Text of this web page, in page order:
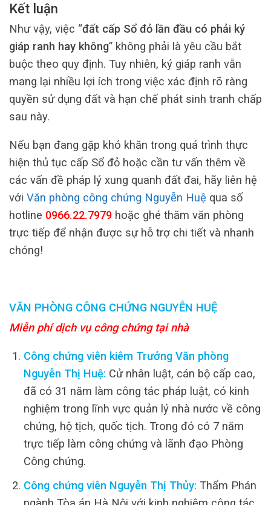
Kết luận
Như vậy, việc “đất cấp Sổ đỏ lần đầu có phải ký
giáp ranh hay không” không phải là yêu cầu bắt
buộc theo quy định. Tuy nhiên, ký giáp ranh vẫn
mang lại nhiều lợi ích trong việc xác định rõ ràng
quyền sử dụng đất và hạn chế phát sinh tranh chấp
sau này.
Nếu bạn đang gặp khó khăn trong quá trình thực
hiện thủ tục cấp Sổ đỏ hoặc cần tư vấn thêm về
các vấn đề pháp lý xung quanh đất đai, hãy liên hệ
với Văn phòng công chứng Nguyễn Huệ qua số
hotline 0966.22.7979 hoặc ghé thăm văn phòng
trực tiếp để nhận được sự hỗ trợ chi tiết và nhanh
chóng!
VĂN PHÒNG CÔNG CHỨNG NGUYỄN HUỆ
Miễn phí dịch vụ công chứng tại nhà
Công chứng viên kiêm Trưởng Văn phòng
Nguyễn Thị Huệ: Cử nhân luật, cán bộ cấp cao,
đã có 31 năm làm công tác pháp luật, có kinh
nghiệm trong lĩnh vực quản lý nhà nước về công
chứng, hộ tịch, quốc tịch. Trong đó có 7 năm
trực tiếp làm công chứng và lãnh đạo Phòng
Công chứng.
Công chứng viên Nguyễn Thị Thủy: Thẩm Phán